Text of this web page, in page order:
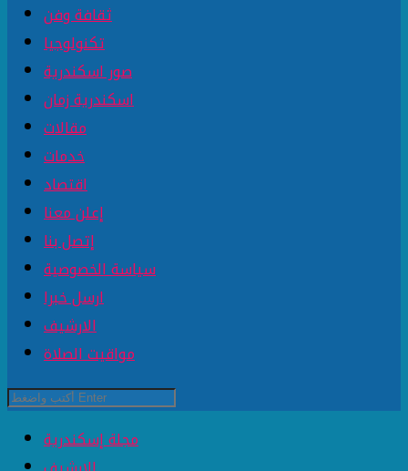
ثقافة وفن
تكنولوجيا
صور اسكندرية
اسكندرية زمان
مقالات
خدمات
اقتصاد
إعلن معنا
إتصل بنا
سياسة الخصوصية
ارسل خبرا
الارشيف
مواقيت الصلاة
مجلة إسكندرية